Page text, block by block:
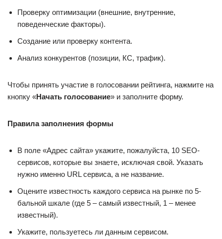
Проверку оптимизации (внешние, внутренние,
поведенческие факторы).
Создание или проверку контента.
Анализ конкурентов (позиции, КС, трафик).
Чтобы принять участие в голосовании рейтинга, нажмите на
кнопку «Начать голосование» и заполните форму.
Правила заполнения формы
В поле «Адрес сайта» укажите, пожалуйста, 10 SEO-
сервисов, которые вы знаете, исключая свой. Указать
нужно именно URL сервиса, а не название.
Оцените известность каждого сервиса на рынке по 5-
бальной шкале (где 5 – самый известный, 1 – менее
известный).
Укажите, пользуетесь ли данным сервисом.